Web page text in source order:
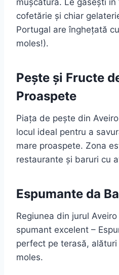
cofetărie și chiar
Portugal are înghețată
moles!).
Pește și Fructe
Proaspete
Piața de pește din
locul ideal pentru a
mare proaspete. Zona
restaurante și baruri cu
Espumante da
Regiunea din jurul
spumant excelent –
perfect pe terasă,
moles.